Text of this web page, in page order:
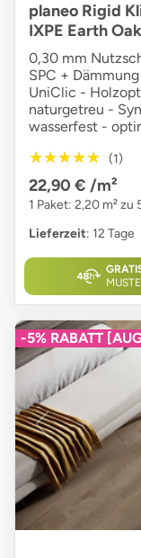
planeo Rigid
IXPE Earth
0,30 mm
SPC +
UniClic -
naturgetreu -
wasserfest -
★★★★★
★★★★★ (1)
22,90 € /m²
1 Paket: 2,20 m² zu
Lieferzeit: 12 Tage
-5% RABATT